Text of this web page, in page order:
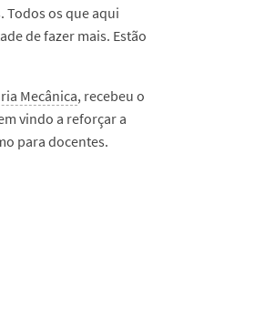
Todos os que aqui
de fazer mais. Estão
Mecânica, recebeu o
vindo a reforçar a
para docentes.